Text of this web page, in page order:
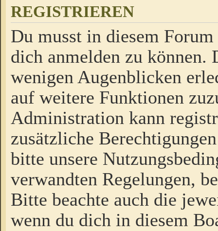
REGISTRIEREN
Du musst in diesem
dich anmelden zu
wenigen Augenblicken
auf weitere Funktionen
Administration kann
zusätzliche
bitte unsere
verwandten Regelungen,
Bitte beachte auch die
wenn du dich in diesem